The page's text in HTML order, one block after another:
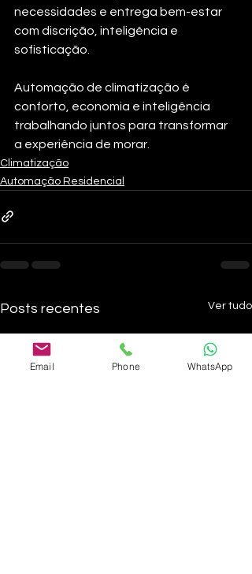
necessidades e entrega bem-estar
com discrição, inteligência e
sofisticação.
Automação de climatização é
conforto, economia e inteligência
trabalhando juntos para transformar
a experiência de morar.
Climatização
Automação Residencial
Posts recentes Ver tudo
Email Phone WhatsApp